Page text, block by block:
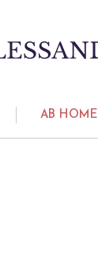
AB HOME